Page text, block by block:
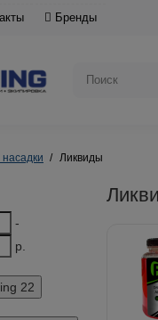
Бренды
Ликвиды
-
р.
22